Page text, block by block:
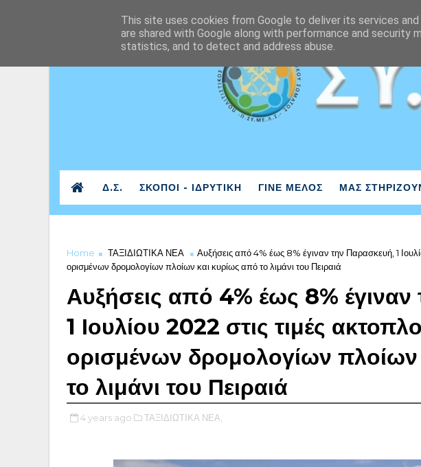
Δ.Σ. ΣΚΟΠΟΙ - ΙΔΡΥΤΙΚΗ ΓΙΝΕ ΜΕΛΟΣ ΜΑΣ
Home ΤΑΞΙΔΙΩΤΙΚΑ ΝΕΑ
Αυξήσεις από 4% έως 8% έγιναν την Παρασκευή, 1
ορισμένων δρομολογίων πλοίων και κυρίως από το λιμάνι του Πειραιά
Αυξήσεις από 4% έως 8%
1 Ιουλίου 2022 στις τιμές
ορισμένων δρομολογίων
το λιμάνι του Πειραιά
4 years ago ΤΑΞΙΔΙΩΤΙΚΑ ΝΕΑ,
This site uses cookies from Google to deliver its services
are shared with Google along with performance and security
statistics, and to detect and address abuse.